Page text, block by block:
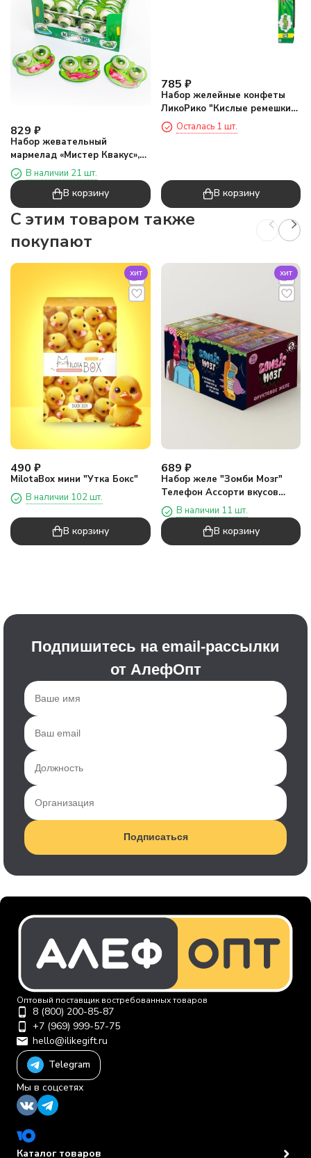
829 ₽
Набор жевательный
мармелад «Мистер Квакус»,
20 шт.В наличии 21 шт.
В корзину
785 ₽
Набор желейные конфеты
ЛикоРико "Кислые ремешки
Арбуз", 54шт
Осталась 1 шт.
В корзину
C этим товаром также
покупают
хит
490 ₽
MilotaBox мини "Утка Бокс"
В наличии 102 шт.
В корзину
хит
689 ₽
Набор желе "Зомби Мозг"
Телефон Ассорти вкусов
(шоубокс - 30 шт)
В наличии 11 шт.
В корзину
Подпишитесь на email-рассылки
от АлефОпт
Подписаться
Оптовый поставщик востребованных товаров
8 (800) 200-85-87
+7 (969) 999-57-75
hello@ilikegift.ru
Telegram
Мы в соцсетях
Каталог товаров